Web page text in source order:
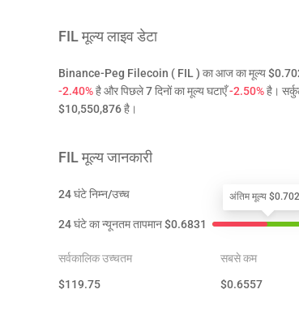
FILमूल्य लाइव डेटा
Binance-Peg Filecoin ( FIL ) का आज का मूल्य
-2.40%है और पिछले 7 दिनों का मूल्य घटाएँ-2.50%है।
$10,550,876 है।
FILमूल्य जानकारी
24 घंटे निम्न/उच्च
24 घंटे का न्यूनतम तापमान$0.6831
अंतिम मूल्य
सर्वकालिक उच्चतम
$119.75
सबसे कम
$0.6557